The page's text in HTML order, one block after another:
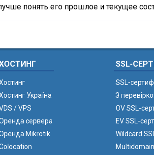
понять его прошлое и текущее
Україна
/ VPS
сервера
Mikrotik
SSL-
SSL-
З
OV SSL-
EV SSL-
Wildcard